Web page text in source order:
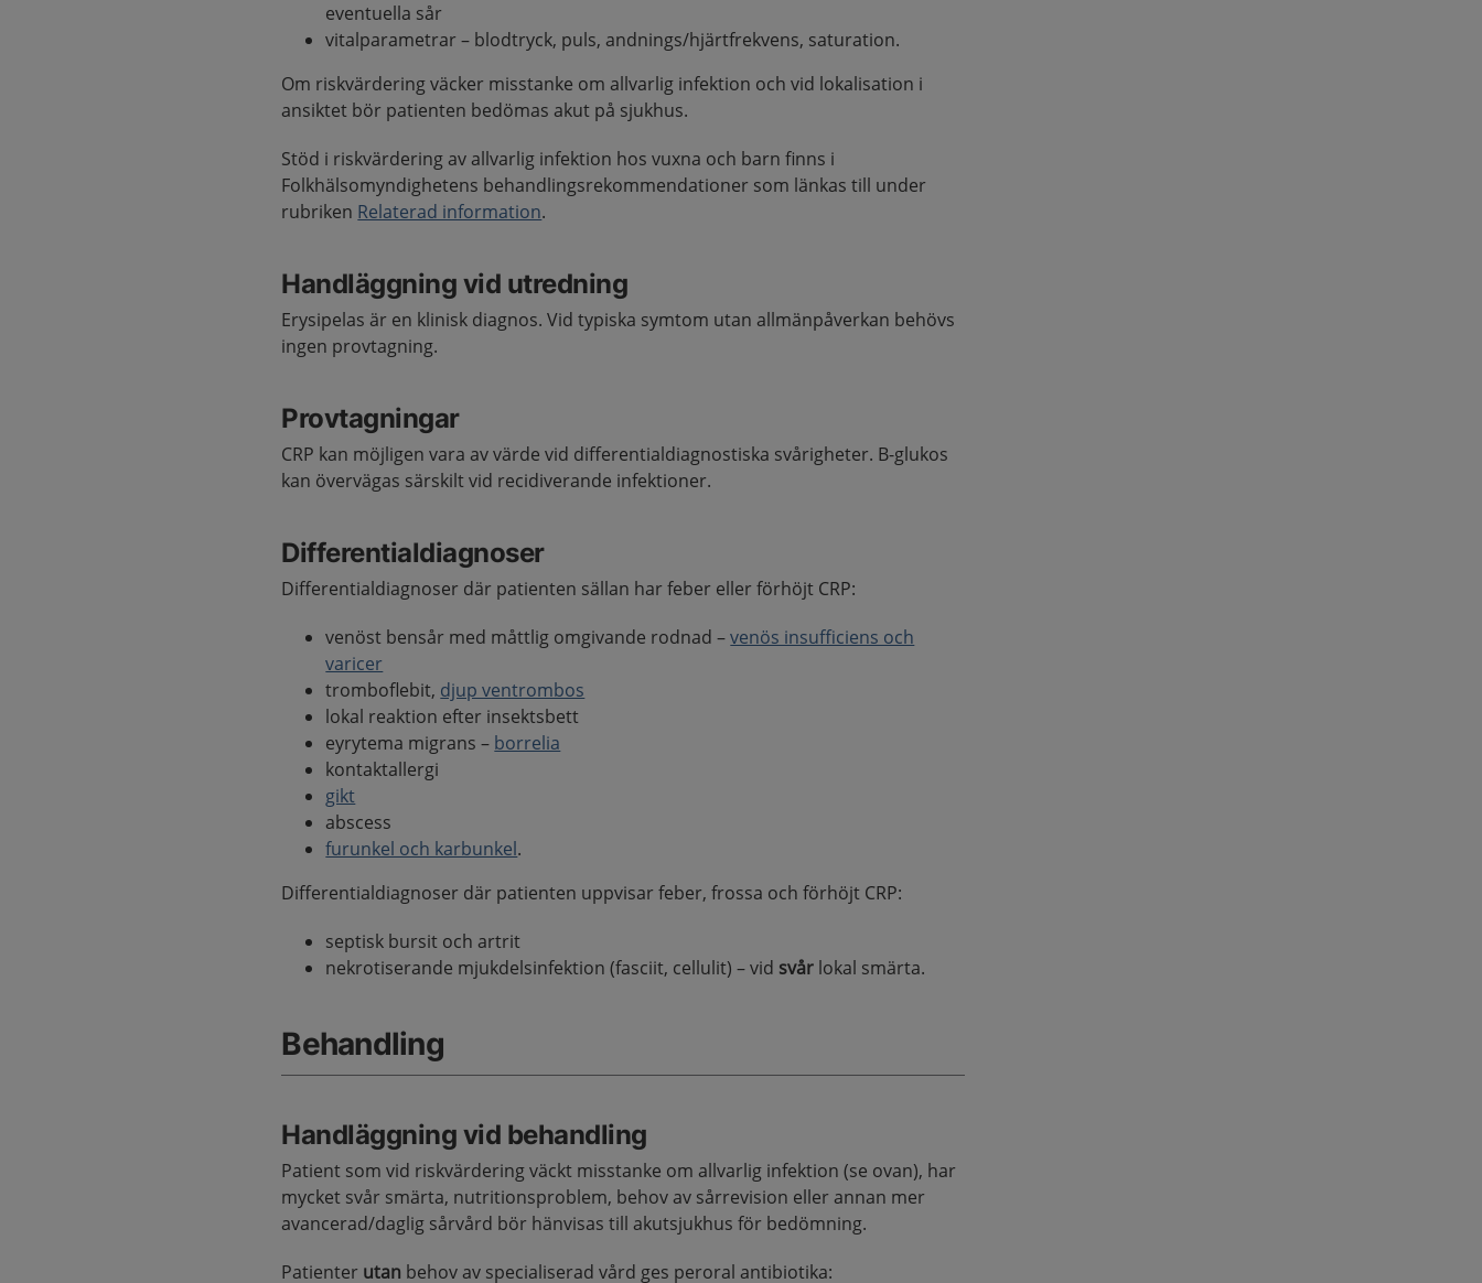
eventuella sår
vitalparametrar – blodtryck, puls, andnings/hjärtfrekvens, saturation.
Om riskvärdering väcker misstanke om allvarlig infektion och vid lokalisation i
ansiktet bör patienten bedömas akut på sjukhus.
Stöd i riskvärdering av allvarlig infektion hos vuxna och barn finns i
Folkhälsomyndighetens behandlingsrekommendationer som länkas till under
rubriken Relaterad information.
Handläggning vid utredning
Erysipelas är en klinisk diagnos. Vid typiska symtom utan allmänpåverkan behövs
ingen provtagning.
Provtagningar
CRP kan möjligen vara av värde vid differentialdiagnostiska svårigheter. B-glukos
kan övervägas särskilt vid recidiverande infektioner.
Differentialdiagnoser
Differentialdiagnoser där patienten sällan har feber eller förhöjt CRP:
venöst bensår med måttlig omgivande rodnad –venös insufficiens och
varicer
tromboflebit, djup ventrombos
lokal reaktion efter insektsbett
eyrytema migrans – borrelia
kontaktallergi
gikt
abscess
furunkel och karbunkel.
Differentialdiagnoser där patienten uppvisar feber, frossa och förhöjt CRP:
septisk bursit och artrit
nekrotiserande mjukdelsinfektion (fasciit, cellulit) – vid svår lokal smärta.
Behandling
Handläggning vid behandling
Patient som vid riskvärdering väckt misstanke om allvarlig infektion (se ovan), har
mycket svår smärta, nutritionsproblem, behov av sårrevision eller annan mer
avancerad/daglig sårvård bör hänvisas till akutsjukhus för bedömning.
Patienter utan behov av specialiserad vård ges peroral antibiotika: